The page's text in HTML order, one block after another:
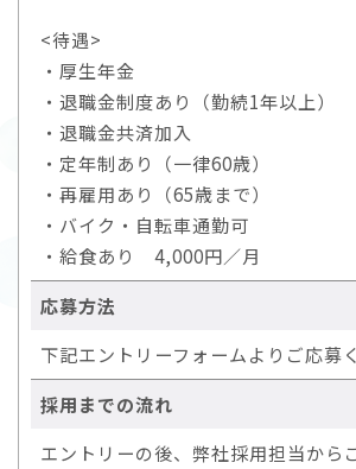
<待遇>
・厚生年金
・退職金制度あり（勤続1年以上）
・退職金共済加入
・定年制あり（一律60歳）
・再雇用あり（65歳まで）
・バイク・自転車通勤可
・給食あり 4,000円／月
応募方法
下記エントリーフォームよりご応募
採用までの流れ
エントリーの後、弊社採用担当から